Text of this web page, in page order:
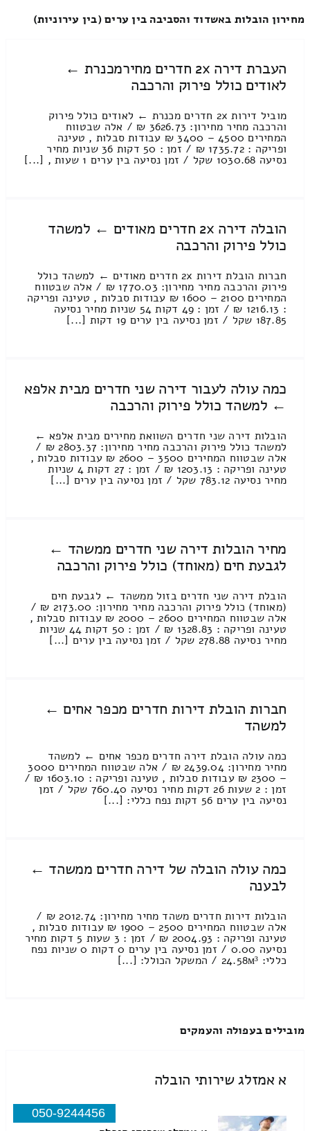
מחירון הובלות באשדוד והסביבה בין ערים (בין עירוניות)
העברת דירה 2x חדרים מחירמכנרת ←
לאודים כולל פירוק והרכבה
מוביל דירות 2x חדרים מכנרת ← לאודים כולל פירוק
והרכבה מחיר מחירון: 3626.73 ₪ / אלה שבטווח
המחירים 4500 – 3400 ₪ עבודות סבלות , טעינה
ופריקה : 1735.72 ₪ / זמן : 50 דקות 36 שניות מחיר
נסיעה 1030.68 שקל / זמן נסיעה בין ערים 1 שעות , [...]
הובלה דירה 2x חדרים מאודים ← למשהד
כולל פירוק והרכבה
חברות הובלת דירות 2x חדרים מאודים ← למשהד כולל
פירוק והרכבה מחיר מחירון: 1770.03 ₪ / אלה שבטווח
המחירים 2100 – 1600 ₪ עבודות סבלות , טעינה ופריקה
: 1216.13 ₪ / זמן : 49 דקות 54 שניות מחיר נסיעה
187.85 שקל / זמן נסיעה בין ערים 19 דקות [...]
כמה עולה לעבור דירה שני חדרים מבית אלפא
← למשהד כולל פירוק והרכבה
הובלות דירה שני חדרים השוואת מחירים מבית אלפא ←
למשהד כולל פירוק והרכבה מחיר מחירון: 2803.37 ₪ /
אלה שבטווח המחירים 3500 – 2600 ₪ עבודות סבלות ,
טעינה ופריקה : 1203.13 ₪ / זמן : 27 דקות 4 שניות
מחיר נסיעה 783.12 שקל / זמן נסיעה בין ערים [...]
מחיר הובלות דירה שני חדרים ממשהד ←
לגבעת חים (מאוחד) כולל פירוק והרכבה
הובלת דירה שני חדרים בזול ממשהד ← לגבעת חים
(מאוחד) כולל פירוק והרכבה מחיר מחירון: 2173.00 ₪ /
אלה שבטווח המחירים 2600 – 2000 ₪ עבודות סבלות ,
טעינה ופריקה : 1328.83 ₪ / זמן : 50 דקות 44 שניות
מחיר נסיעה 278.88 שקל / זמן נסיעה בין ערים [...]
חברות הובלת דירות חדרים מכפר אחים ←
למשהד
כמה עולה הובלת דירה חדרים מכפר אחים ← למשהד
מחיר מחירון: 2439.04 ₪ / אלה שבטווח המחירים 3000
– 2300 ₪ עבודות סבלות , טעינה ופריקה : 1603.10 ₪ /
זמן : 2 שעות 26 דקות מחיר נסיעה 760.40 שקל / זמן
נסיעה בין ערים 56 דקות נפח כללי: [...]
כמה עולה הובלה של דירה חדרים ממשהד ←
לבענה
הובלות דירות חדרים משהד מחיר מחירון: 2012.74 ₪ /
אלה שבטווח המחירים 2500 – 1900 ₪ עבודות סבלות ,
טעינה ופריקה : 2004.93 ₪ / זמן : 3 שעות 5 דקות מחיר
נסיעה 0.00 / זמן נסיעה בין ערים 0 דקות 0 שניות נפח
כללי: 24.58м³ / המשקל הכולל: [...]
מובילים בעפולה והעמקים
א אמזלג שירותי הובלה
050-9244456